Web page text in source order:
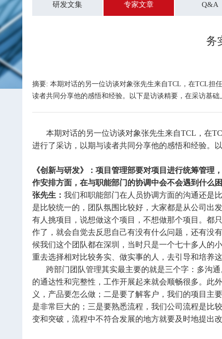
研发文集 专家文章 Q&A
务
摘要: 本期对话的另一位访谈对象张先生来自TCL，在TCL担
读者共同分享他的感悟和经验。以下是访谈精要，在采访基础
本期对话的另一位访谈对象张先生来自TCL，在
进行了采访，以期与读者共同分享他的感悟和经验。
《创新与研发》：项目管理部要对项目进行统筹管
作安排方面，在与职能部门的协调中会不会遇到什么
张先生： 我们和职能部门在人员协调方面的沟通还是
是比较统一的，团队氛围比较好，大家都是从公司出
有人挑项目，说想做这个项目，不想做那个项目。都
作了，就会自觉去反思自己有没有什么问题，还有没
候我们这个团队都在深圳，当时只是一个七十多人的
重去选择相对比较务实、做实事的人，去引导和培养
跨部门团队管理其实最主要的就是三个字：多沟通
的通达性和完整性，工作开展起来就会顺畅很多。此
义，产品要怎么做；二是要了解客户，我们的项目主
是非常巨大的；三是要熟悉流程，我们公司流程是比
变和突破，流程中不符合发展的地方就要及时地提出